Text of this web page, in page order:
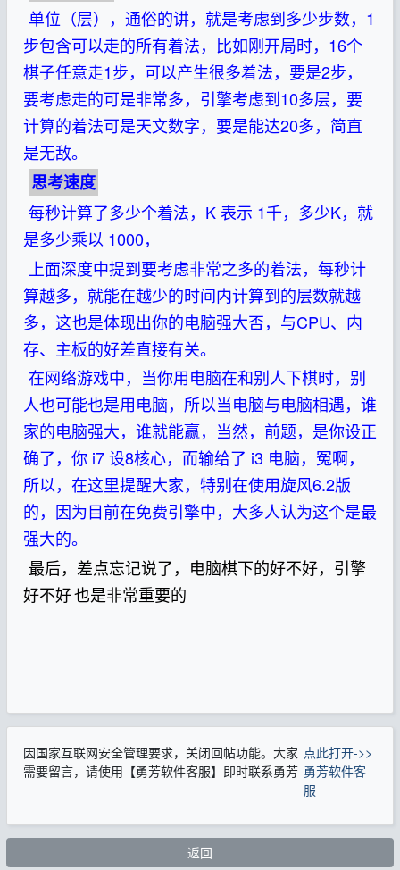
单位（层），通俗的讲，就是考虑到多少步数，1
步包含可以走的所有着法，比如刚开局时，16个
棋子任意走1步，可以产生很多着法，要是2步，
要考虑走的可是非常多，引擎考虑到10多层，要
计算的着法可是天文数字，要是能达20多，简直
是无敌。
思考速度
每秒计算了多少个着法，K 表示 1千，多少K，就
是多少乘以 1000，
上面深度中提到要考虑非常之多的着法，每秒计
算越多，就能在越少的时间内计算到的层数就越
多，这也是体现出你的电脑强大否，与CPU、内
存、主板的好差直接有关。
在网络游戏中，当你用电脑在和别人下棋时，别
人也可能也是用电脑，所以当电脑与电脑相遇，谁
家的电脑强大，谁就能赢，当然，前题，是你设正
确了，你 i7 设8核心，而输给了 i3 电脑，冤啊，
所以，在这里提醒大家，特别在使用旋风6.2版
的，因为目前在免费引擎中，大多人认为这个是最
强大的。
最后，差点忘记说了，电脑棋下的好不好，引擎
好不好也是非常重要的
因国家互联网安全管理要求，关闭回帖功能。大家
需要留言，请使用【勇芳软件客服】即时联系勇芳
点此打开->>
勇芳软件客
服
返回